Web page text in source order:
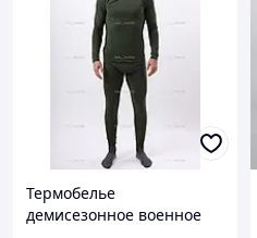
Термобелье
демисезонное военное